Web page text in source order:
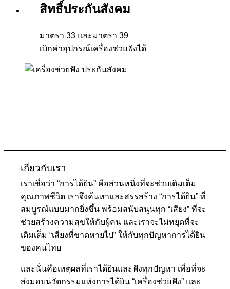
สิทธิ์ประกันสังคม
มาตรา 33 และมาตรา 39
เบิกค่าอุปกรณ์เครื่องช่วยฟังได้
เกี่ยวกับเรา
เราเชื่อว่า “การได้ยิน” คือส่วนหนึ่งที่จะช่วยเติมเต็ม
คุณภาพชีวิต เราจึงค้นหาและสรรสร้าง “การได้ยิน” ที่
สมบูรณ์แบบมากยิ่งขึ้น พร้อมสนับสนุนทุก “เสียง” ที่จะ
ช่วยสร้างความสุขให้กับผู้คน และเราจะไม่หยุดที่จะ
เติมเต็ม “เสียงที่ขาดหายไป” ให้กับทุกปัญหาการได้ยิน
ของคนไทย
และนั่นคือเหตุผลที่เราได้ยินและฟังทุกปัญหา เพื่อที่จะ
ส่งมอบนวัตกรรมแห่งการได้ยิน “เครื่องช่วยฟัง” และ